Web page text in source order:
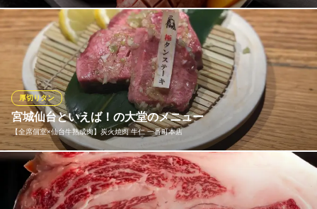
仙台といえば牛タン！土古里では牛タンの付け根にあるサシがば
っちりの「タン元」を厚切りでご用意しております♪厚切りにする
ことでサクッと香ばしい食感と溢れ出る旨みを味わえます。焼き
方はスタッフがしっかりと説明させていただきます♪
和牛焼肉 土古里 仙台店
仙台で和牛焼肉 個室
仙台市営地下鉄南北線仙台駅 徒歩2分
宮城県仙台市青葉区中央1-8-32
宮城仙台といえば！の大堂のメニュー
【全席個室×仙台牛熟成肉】炭火焼肉 牛仁 一番町本店
厚切りタン
仙台といえば「厚い牛たん」その中でも「芯タン」と言われる上
質な部位だけを使ったメニューもございます
※こちらは夜のみのこだわりです。